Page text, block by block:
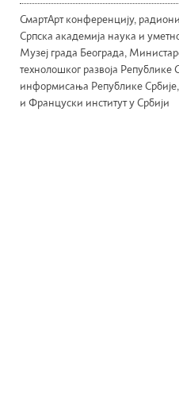
СмартАрт конференцију,
Српска академија наука и
Музеј града Београда,
технолошког развоја Републике
информисања Републике
и Француски институт у Србији